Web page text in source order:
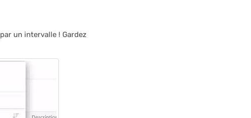
par un intervalle ! Gardez